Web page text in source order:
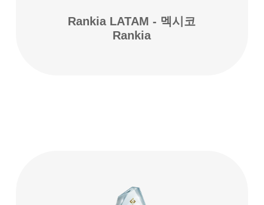
Rankia LATAM - 멕시코
Rankia